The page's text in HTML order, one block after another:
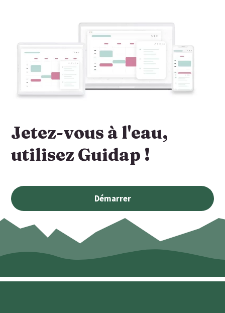
Jetez-vous à l'eau,
utilisez Guidap !
Démarrer